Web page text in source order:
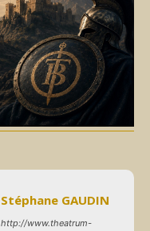
Stéphane GAUDIN
http://www.theatrum-